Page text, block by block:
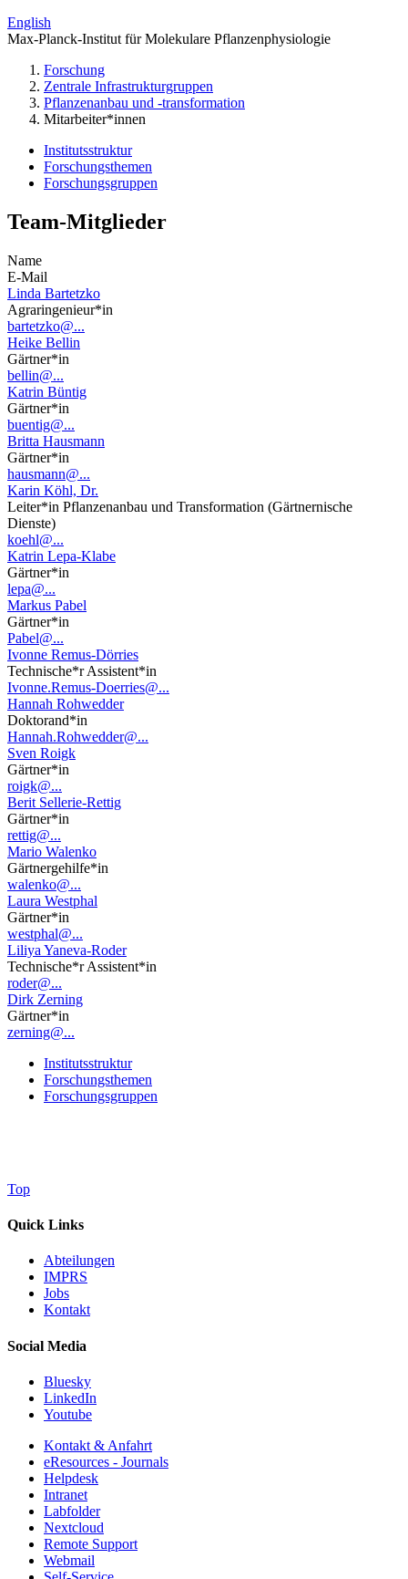
English
Max-Planck-Institut für Molekulare Pflanzenphysiologie
Forschung
Zentrale Infrastrukturgruppen
Pflanzenanbau und -transformation
Mitarbeiter*innen
Institutsstruktur
Forschungsthemen
Forschungsgruppen
Team-Mitglieder
Name
E-Mail
Linda Bartetzko
Agraringenieur*in
bartetzko@...
Heike Bellin
Gärtner*in
bellin@...
Katrin Büntig
Gärtner*in
buentig@...
Britta Hausmann
Gärtner*in
hausmann@...
Karin Köhl, Dr.
Leiter*in Pflanzenanbau und Transformation (Gärtnernische
Dienste)
koehl@...
Katrin Lepa-Klabe
Gärtner*in
lepa@...
Markus Pabel
Gärtner*in
Pabel@...
Ivonne Remus-Dörries
Technische*r Assistent*in
Ivonne.Remus-Doerries@...
Hannah Rohwedder
Doktorand*in
Hannah.Rohwedder@...
Sven Roigk
Gärtner*in
roigk@...
Berit Sellerie-Rettig
Gärtner*in
rettig@...
Mario Walenko
Gärtnergehilfe*in
walenko@...
Laura Westphal
Gärtner*in
westphal@...
Liliya Yaneva-Roder
Technische*r Assistent*in
roder@...
Dirk Zerning
Gärtner*in
zerning@...
Institutsstruktur
Forschungsthemen
Forschungsgruppen
Top
Quick Links
Abteilungen
IMPRS
Jobs
Kontakt
Social Media
Bluesky
LinkedIn
Youtube
Kontakt & Anfahrt
eResources - Journals
Helpdesk
Intranet
Labfolder
Nextcloud
Remote Support
Webmail